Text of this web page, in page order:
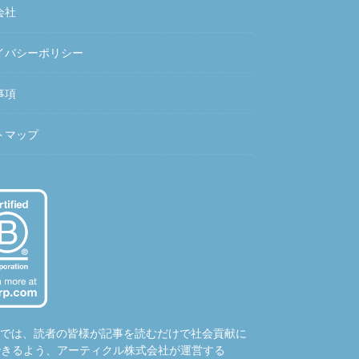
社
バシーポリシー
項
マップ
は、読者の皆様が記事を読むだけで社会貢献に
るよう、アーティクル株式会社が運営する